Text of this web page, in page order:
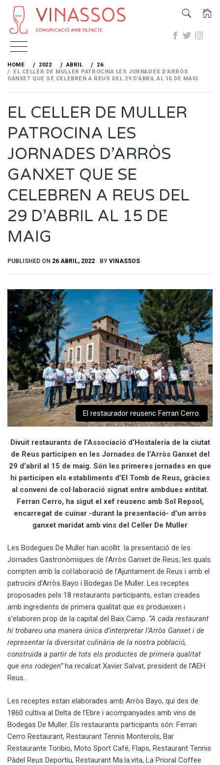
Skip
content
HOME 2022 ABRIL
26
EL CELLER DE MULLER PATROCINA LES JORNADES D’ARRÒS
GANXET QUE SE CELEBREN A REUS DEL 29 D’ABRIL AL 15 DE MAIG
EL CELLER DE MULLER
PATROCINA LES
JORNADES D’ARRÒS
GANXET QUE SE
CELEBREN A REUS DEL
29 D’ABRIL AL 15 DE
MAIG
PUBLISHED ON 26 ABRIL, 2022 BY VINASSOS
El restaurador reusenc Ferran Cerro.
Divuit restaurants de l’Associació d’Hostaleria de la ciutat
de Reus participen en les Jornades de l’Arròs Ganxet del
29 d’abril al 15 de maig. Són les primeres jornades en que
hi participen els establiments d’El Tomb de Reus, gràcies
al conveni de col·laboració signat entre ambdues entitat.
Ferran Cerro, ha sigut el xef reusenc amb Sol Repsol,
encarregat de cuinar -durant la presentació- d’un arròs
ganxet maridat amb vins del Celler De Muller
Les Bodegues De Muller han acollit la presentació de les
Jornades Gastronòmiques de l’Arròs Ganxet de Reus, les quals
compten amb la col·laboració de l’Ajuntament de Reus i amb el
patrocini d’Arròs Bayo i Bodegas De Muller. Les receptes
proposades pels 18 restaurants participants, estan creades
amb ingredients de primera qualitat que es produeixen i
s’elaboren prop de la capital del Baix Camp. “A cada restaurant
hi trobareu una manera única d’interpretar l’Arròs Ganxet i de
representar la diversitat culinària de la nostra població,
construida a partir de tots els productes de primera qualitat
que ens rodegen”ha recalcat Xavier Salvat, president de l’AEH
Reus.
Les receptes estan elaborades amb Arròs Bayo, qui des de
1860 cultiva al Delta de l’Ebre i acompanyades amb vins de
Bodegas De Muller. Els restaurants participants són: Ferran
Cerro Restaurant, Restaurant Tennis Monterols, Bar
Restaurante Toribio, Moto Sport Café, Flaps, Restaurant Tennis
Pàdel Reus Deportiu, Restaurant Ma.la.vita, La Prioral Coffee